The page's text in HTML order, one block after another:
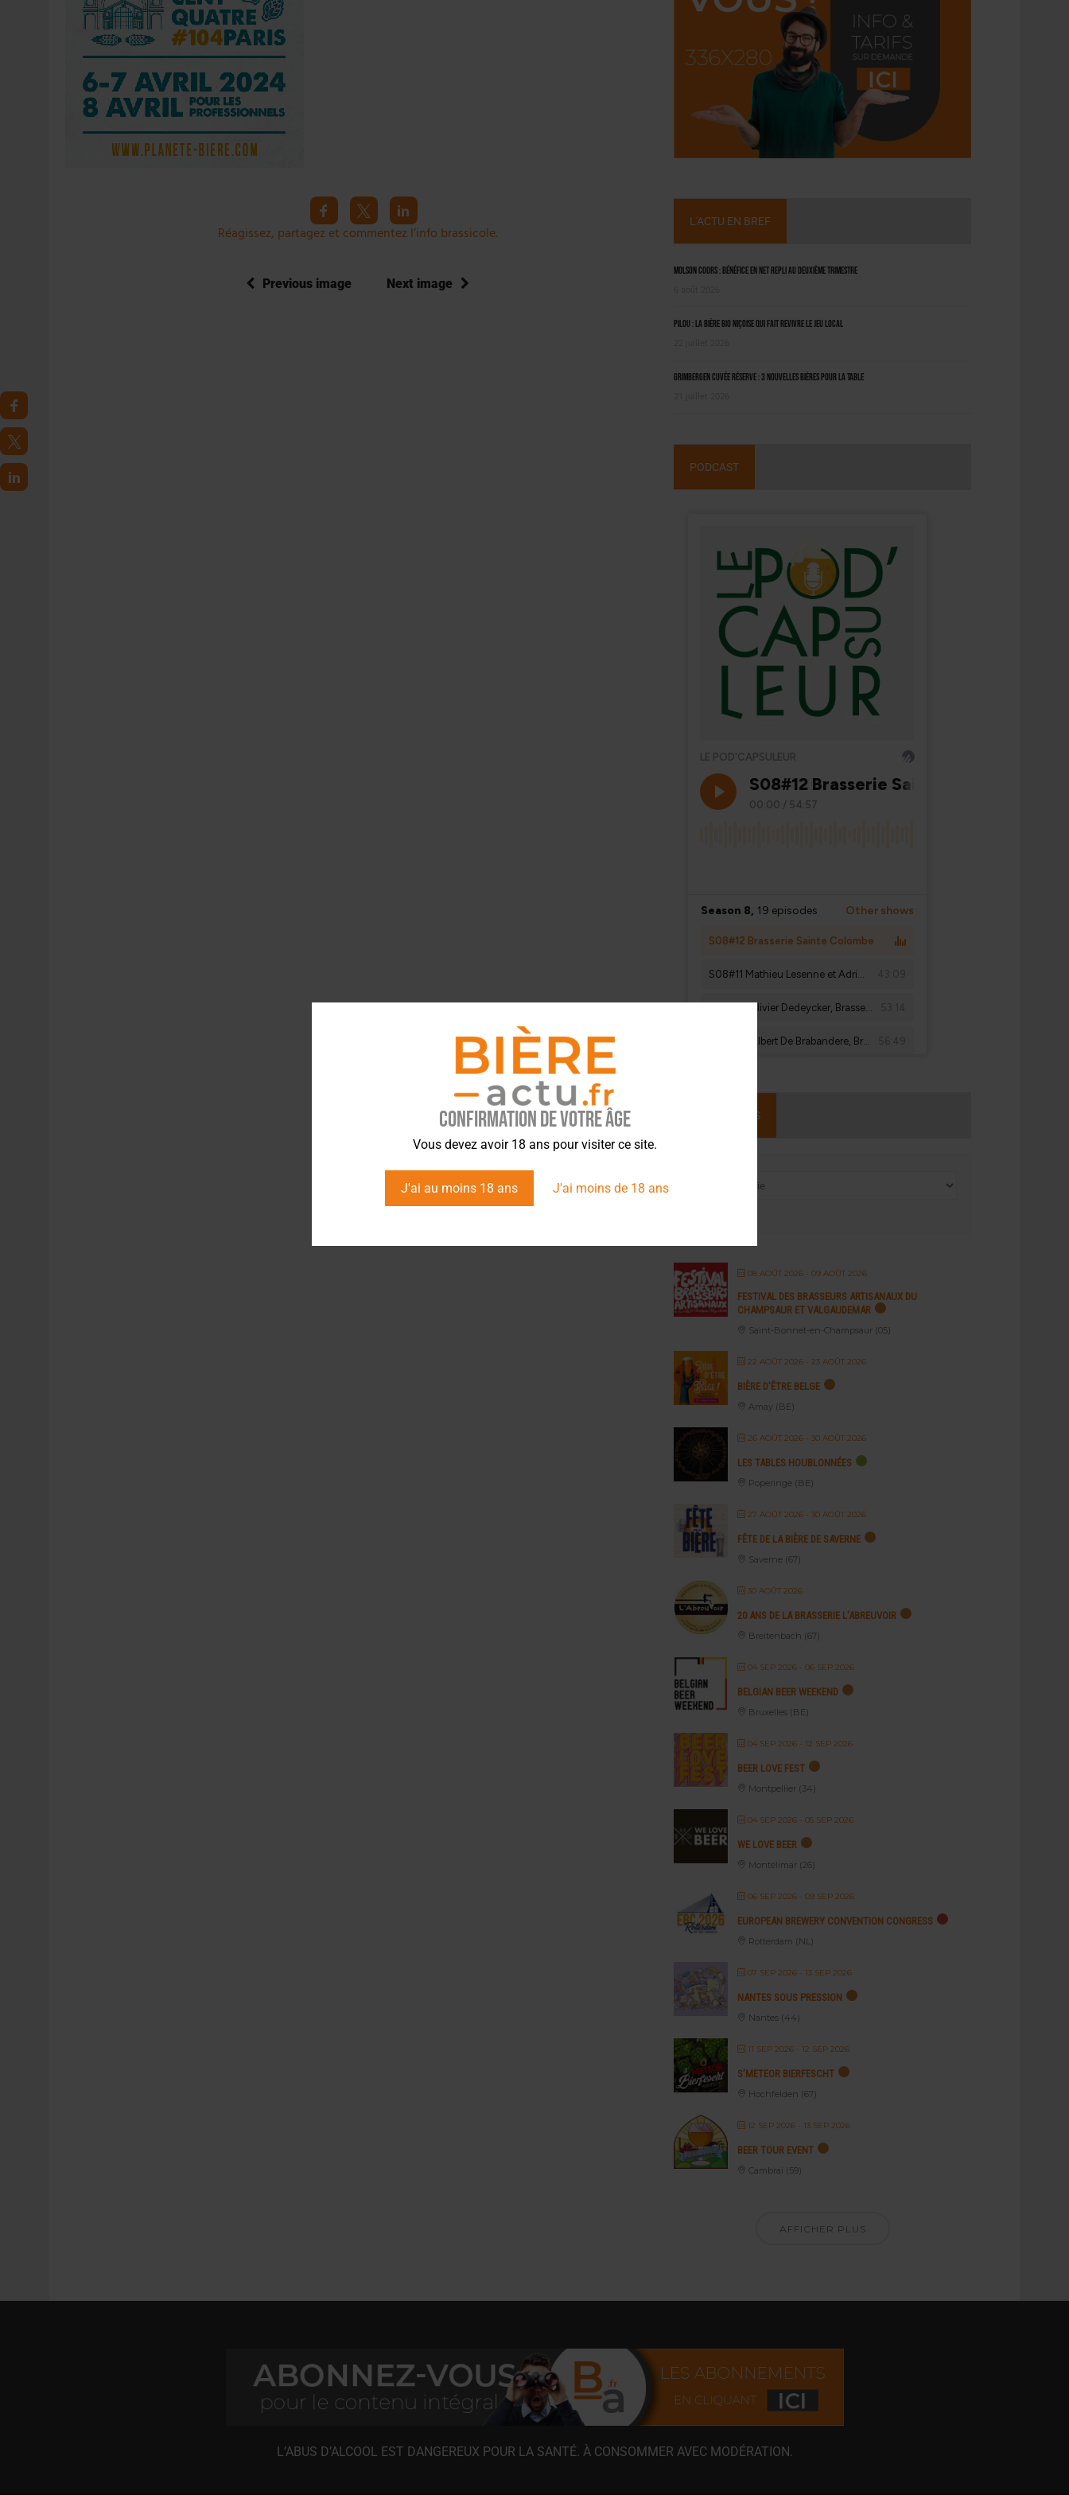
Confirmation de votre âge
Vous devez avoir 18 ans pour visiter ce site.
J'ai au moins 18 ans J'ai moins de 18 ans
4 AOÛT 2026 | LA GÉNÉRATION Z ET LA MODÉRATION RÉINVENTENT LE MARCHÉ [ÉTUDE]
7 AOÛT 2026 | LES EXPORTATIONS DE L’UE CHUTENT DE 11 % EN 2025
Réagissez, partagez et commentez l’info brassicole.
Previous image Next image
L'ACTU EN BREF
Molson Coors : bénéfice en net repli au deuxième trimestre
Pilou : la bière bio niçoise qui fait revivre le jeu local
Grimbergen Cuvée Réserve : 3 nouvelles bières pour la table
PODCAST
ÉVÉNEMENTS
08 AOÛT 2026 - 09 AOÛT 2026
FESTIVAL DES BRASSEURS ARTISANAUX DU
CHAMPSAUR ET VALGAUDEMAR
Saint-Bonnet-en-Champsaur (05)
22 AOÛT 2026 - 23 AOÛT 2026
BIÈRE D’ÊTRE BELGE
Amay (BE)
26 AOÛT 2026 - 30 AOÛT 2026
LES TABLES HOUBLONNÉES
Poperinge (BE)
27 AOÛT 2026 - 30 AOÛT 2026
FÊTE DE LA BIÈRE DE SAVERNE
Saverne (67)
30 AOÛT 2026
20 ANS DE LA BRASSERIE L’ABREUVOIR
Breitenbach (67)
04 SEP 2026 - 06 SEP 2026
BELGIAN BEER WEEKEND
Bruxelles (BE)
04 SEP 2026 - 12 SEP 2026
BEER LOVE FEST
Montpellier (34)
04 SEP 2026 - 05 SEP 2026
WE LOVE BEER
Montélimar (26)
06 SEP 2026 - 09 SEP 2026
EUROPEAN BREWERY CONVENTION CONGRESS
Rotterdam (NL)
07 SEP 2026 - 13 SEP 2026
NANTES SOUS PRESSION
Nantes (44)
11 SEP 2026 - 12 SEP 2026
S’METEOR BIERFESCHT
Hochfelden (67)
12 SEP 2026 - 13 SEP 2026
BEER TOUR EVENT
Cambrai (59)
AFFICHER PLUS
L’ABUS D’ALCOOL EST DANGEREUX POUR LA SANTÉ. À CONSOMMER AVEC MODÉRATION.